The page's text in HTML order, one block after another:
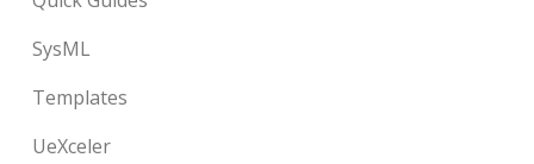
SysML
Templates
UeXceler